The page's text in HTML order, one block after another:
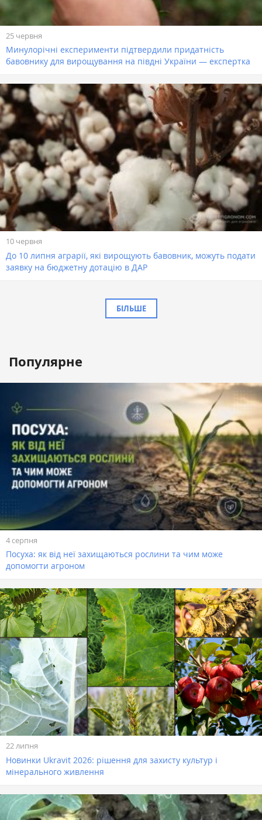
25 червня
Минулорічні експерименти підтвердили придатність
бавовнику для вирощування на півдні України — експертка
10 червня
До 10 липня аграрії, які вирощують бавовник, можуть подати
заявку на бюджетну дотацію в ДАР
БІЛЬШЕ
Популярне
4 серпня
Посуха: як від неї захищаються рослини та чим може
допомогти агроном
22 липня
Новинки Ukravit 2026: рішення для захисту культур і
мінерального живлення